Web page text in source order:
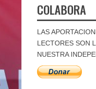
COLABORA
LAS
LECTORES SON
NUESTRA